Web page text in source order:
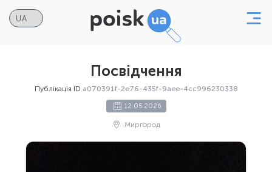
Посвідчення
Публікація ID a070391f-2e76-435f-9aee-4cc996230338
12.05.2026
Миргород